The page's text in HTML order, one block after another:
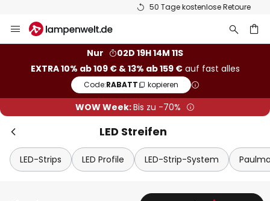
50 Tage kostenlose Retoure
Inhalt
Nur
02D 19H 14M 10S
EXTRA 10% ab 109 € & 13% ab 159 €auf fast alles
Code:RABATT kopieren
WOW Week:Bis zu -70%
LED Streifen
LED-Strips LED Profile LED-Strip-System
Extra-Rabatt
10% Rabattab 109 €
13% Rabattab 159 €
auf fast alles*
Ihr Code:RABATT kopieren
Jetzt einlösen
*Ausgenommene Hersteller